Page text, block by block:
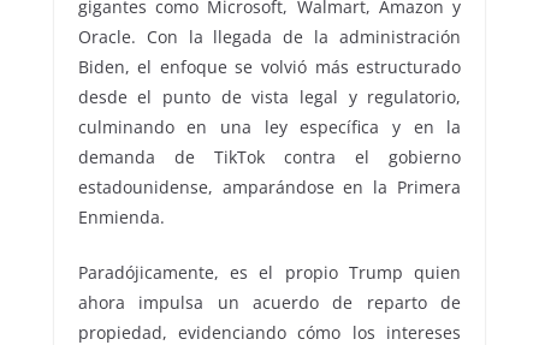
gigantes como Microsoft, Walmart, Amazon y
Oracle. Con la llegada de la administración
Biden, el enfoque se volvió más estructurado
desde el punto de vista legal y regulatorio,
culminando en una ley específica y en la
demanda de TikTok contra el gobierno
estadounidense, amparándose en la Primera
Enmienda.
Paradójicamente, es el propio Trump quien
ahora impulsa un acuerdo de reparto de
propiedad, evidenciando cómo los intereses